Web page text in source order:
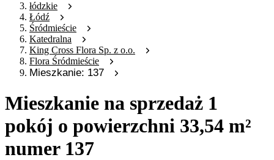
łódzkie
Łódź
Śródmieście
Katedralna
King Cross Flora Sp. z o.o.
Flora Śródmieście
Mieszkanie: 137
Mieszkanie na sprzedaż 1
pokój o powierzchni 33,54 m²
numer 137